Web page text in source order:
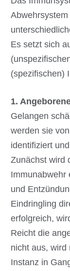
Es setzt sich
(spezifischen)
1.
Gelangen
werden sie
identifiziert
Zunächst wird
Immunabwehr
und
Eindringling
erfolgreich,
Reicht die
nicht aus, wird
Instanz in